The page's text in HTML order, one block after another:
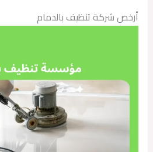
أرخص شركة تنظيف بالدمام